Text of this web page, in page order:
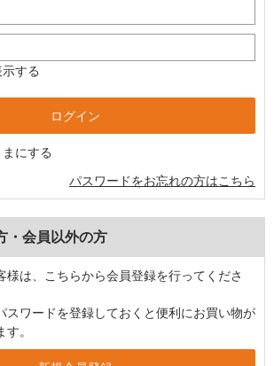
する
にする
パスワードをお忘れの方はこちら
・会員以外の方
様は、こちらから会員登録を行ってくださ
スワードを登録しておくと便利にお買い物が
。